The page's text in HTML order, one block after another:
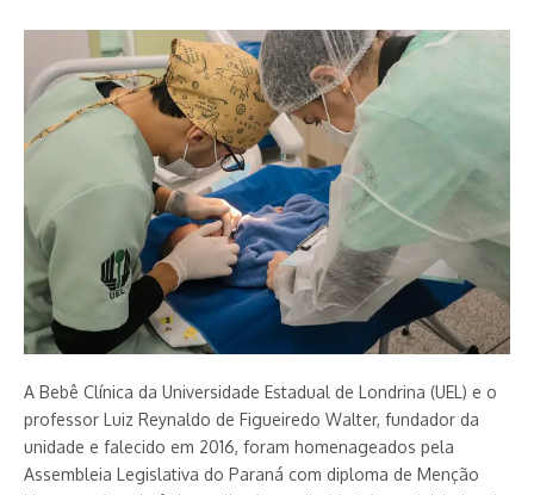
A Bebê Clínica da Universidade Estadual de Londrina (UEL) e o
professor Luiz Reynaldo de Figueiredo Walter, fundador da
unidade e falecido em 2016, foram homenageados pela
Assembleia Legislativa do Paraná com diploma de Menção